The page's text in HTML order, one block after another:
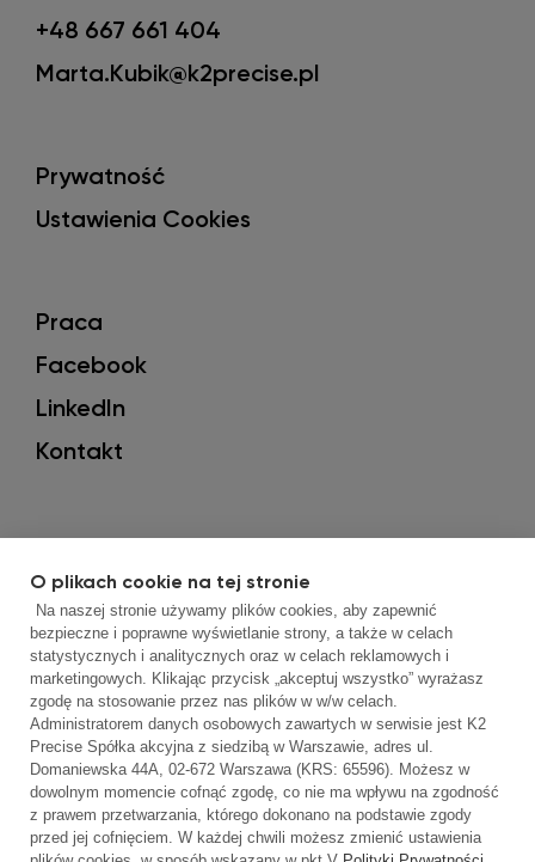
+48 667 661 404
Marta.Kubik@k2precise.pl
Prywatność
Ustawienia Cookies
Praca
Facebook
LinkedIn
Kontakt
Korzystamy z plików cookies oraz podobnych
technologii, by móc jak najlepiej dostosować
serwis do Twoich potrzeb oraz serwować
Tobie interesujące Ciebie reklamy.
Korzystając z naszego serwisu zgodnie z
aktualnymi ustawieniami przeglądarki,
O plikach cookie na tej stronie
Na naszej stronie używamy plików cookies, aby zapewnić
bezpieczne i poprawne wyświetlanie strony, a także w celach
statystycznych i analitycznych oraz w celach reklamowych i
marketingowych. Klikając przycisk „akceptuj wszystko” wyrażasz
zgodę na stosowanie przez nas plików w w/w celach.
Administratorem danych osobowych zawartych w serwisie jest K2
Precise Spółka akcyjna z siedzibą w Warszawie, adres ul.
Domaniewska 44A, 02-672 Warszawa (KRS: 65596). Możesz w
dowolnym momencie cofnąć zgodę, co nie ma wpływu na zgodność
z prawem przetwarzania, którego dokonano na podstawie zgody
przed jej cofnięciem. W każdej chwili możesz zmienić ustawienia